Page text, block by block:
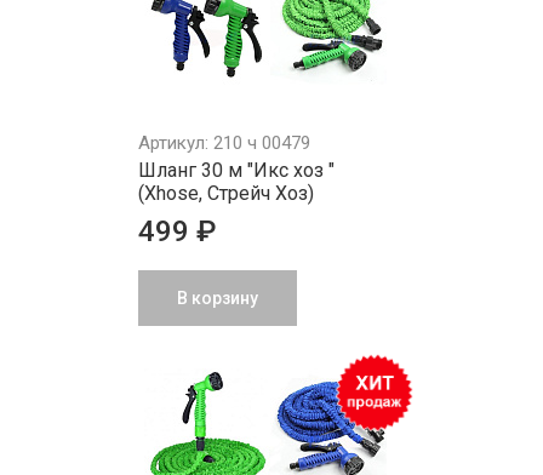
Артикул: 210 ч 00479
Шланг 30 м "Икс хоз "
(Xhose, Стрейч Хоз)
499 ₽
В корзину